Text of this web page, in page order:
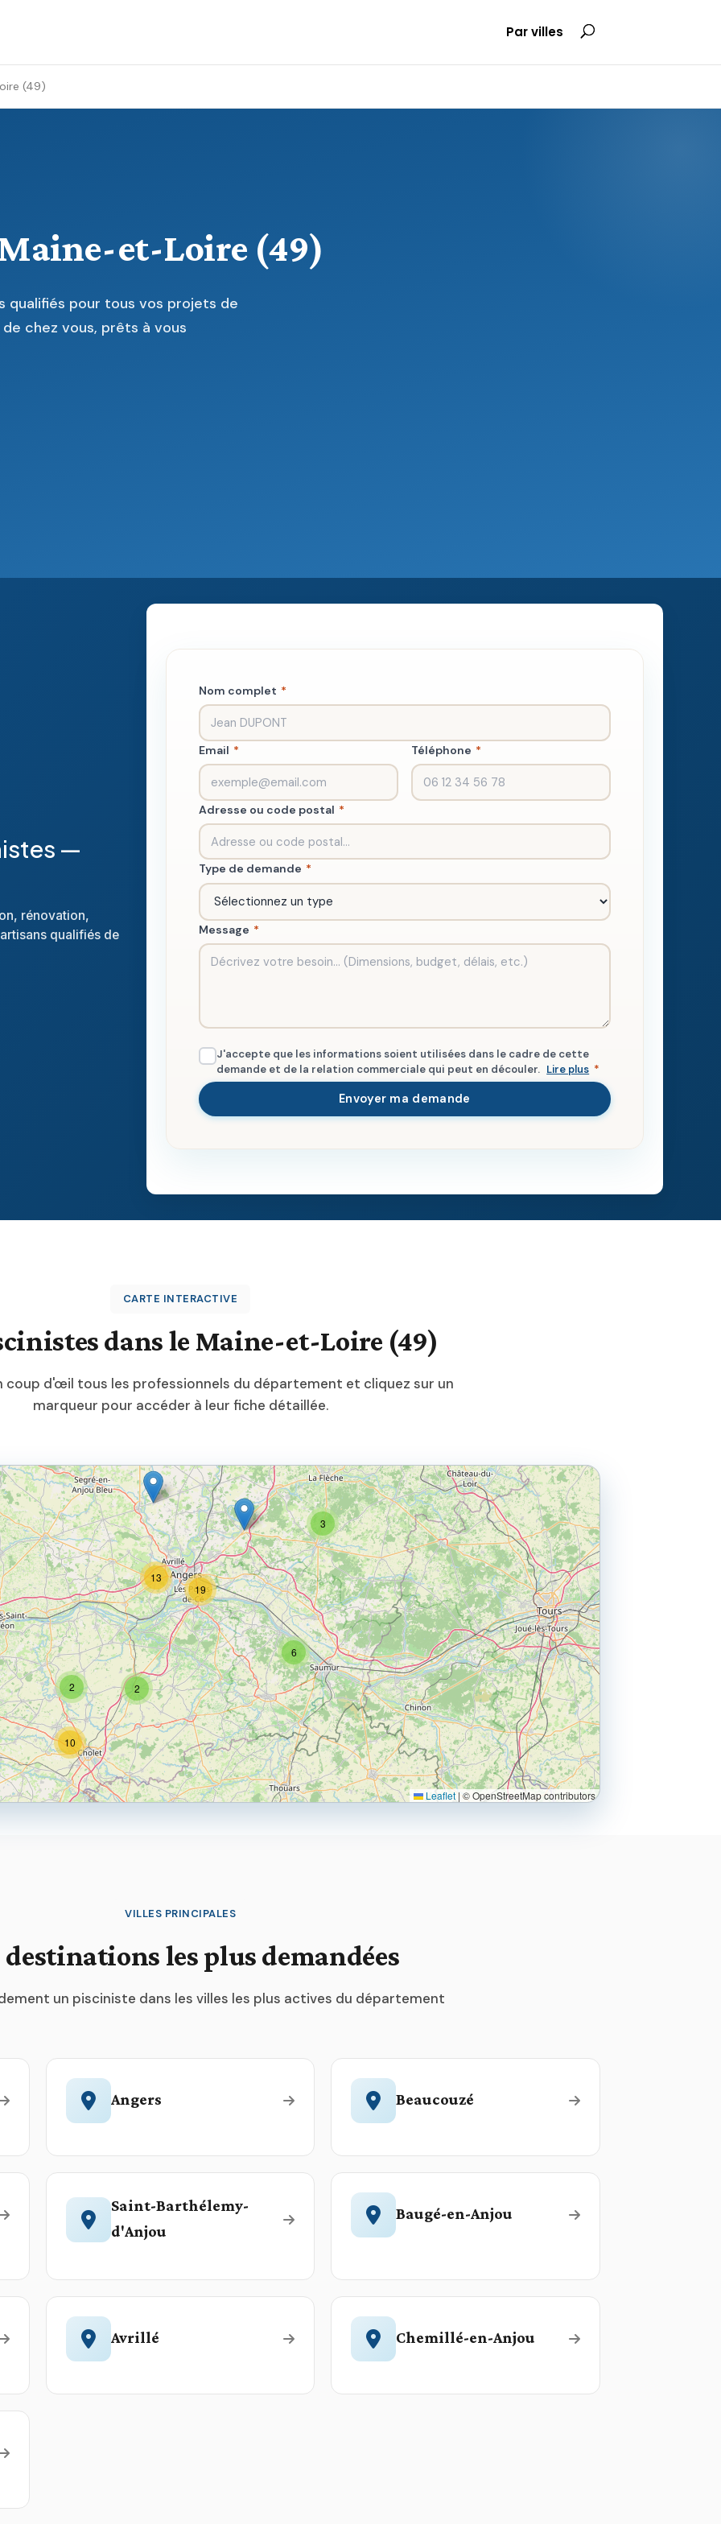
Par villes
(49)
et-Loire (49)
qualifiés pour tous vos projets de
chez vous, prêts à vous
—
rénovation,
qualifiés de
Nom complet *
Email * Téléphone *
Adresse ou code postal *
Type de demande *
Message *
J'accepte que les informations soient utilisées dans le cadre de cette
demande et de la relation commerciale qui peut en découler. Lire plus *
Envoyer ma demande
CARTE INTERACTIVE
dans le Maine-et-Loire (49)
coup d'œil tous les professionnels du département et cliquez sur un
marqueur pour accéder à leur fiche détaillée.
3
6
2
19
13
2
10
Leaflet | © OpenStreetMap contributors
VILLES PRINCIPALES
destinations les plus demandées
un pisciniste dans les villes les plus actives du département
Angers Beaucouzé
Saint-Barthélemy-
d'Anjou
Baugé-en-Anjou
Avrillé Chemillé-en-Anjou